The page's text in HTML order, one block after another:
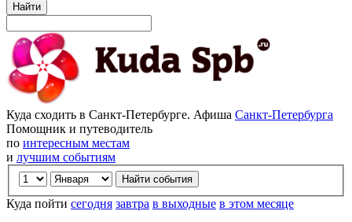
Найти
Куда сходить в Санкт-Петербурге. Афиша Санкт-Петербурга
Помощник и путеводитель
по интересным местам
и лучшим событиям
Куда пойти сегодня завтра в выходные в этом месяце